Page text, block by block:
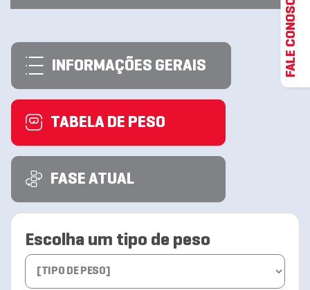
INFORMAÇÕES GERAIS
TABELA DE PESO
FASE ATUAL
Escolha um tipo de peso
FALE CONOSCO